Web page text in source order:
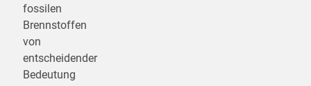
fossilen
Brennstoffen
von
entscheidender
Bedeutung